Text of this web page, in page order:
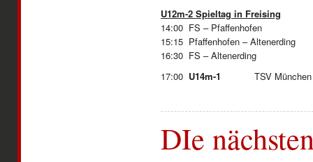
U12m-2 Spieltag in Freising
14:00 FS – Pfaffenhofen
15:15 Pfaffenhofen – Altenerding
16:30 FS –
17:00 U14m-1 TSV München
DIe